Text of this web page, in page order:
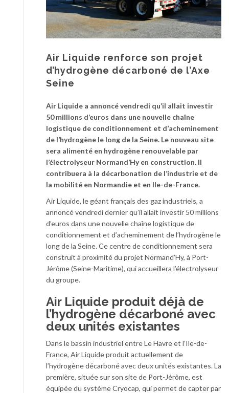
Air Liquide renforce son projet
d’hydrogène décarboné de l’Axe
Seine
Air Liquide a annoncé vendredi qu’il allait investir
50 millions d’euros dans une nouvelle chaîne
logistique de conditionnement et d’acheminement
de l’hydrogène le long de la Seine. Le nouveau site
sera alimenté en hydrogène renouvelable par
l’électrolyseur Normand’Hy en construction. Il
contribuera à la décarbonation de l’industrie et de
la mobilité en Normandie et en Ile-de-France.
Air Liquide, le géant français des gaz industriels, a
annoncé vendredi dernier qu’il allait investir 50 millions
d’euros dans une nouvelle chaîne logistique de
conditionnement et d’acheminement de l’hydrogène le
long de la Seine. Ce centre de conditionnement sera
construit à proximité du projet Normand’Hy, à Port-
Jérôme (Seine-Maritime), qui accueillera l’électrolyseur
du groupe.
Air Liquide produit déjà de
l’hydrogène décarboné avec
deux unités existantes
Dans le bassin industriel entre Le Havre et l’Ile-de-
France, Air Liquide produit actuellement de
l’hydrogène décarboné avec deux unités existantes. La
première, située sur son site de Port-Jérôme, est
équipée du système Cryocap, qui permet de capter par